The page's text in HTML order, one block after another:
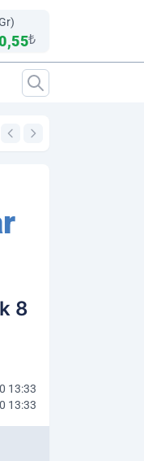
₺
00:12
8
13:33
13:33